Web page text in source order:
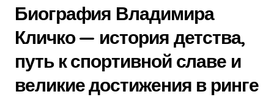
Биография Владимира
Кличко — история детства,
путь к спортивной славе и
великие достижения в ринге